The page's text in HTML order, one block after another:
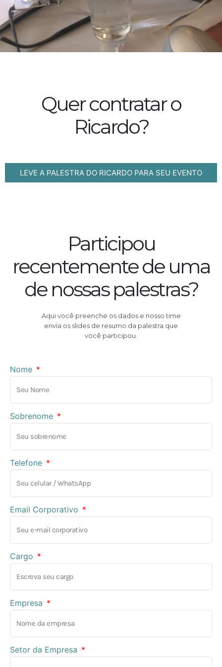
Quer contratar o
Ricardo?
LEVE A PALESTRA DO RICARDO PARA SEU EVENTO
Participou
recentemente de uma
de nossas palestras?
Aqui você preenche os dados e nosso time
envia os slides de resumo da palestra que
você participou.
Nome
Sobrenome
Telefone
Email Corporativo
Cargo
Empresa
Setor da Empresa